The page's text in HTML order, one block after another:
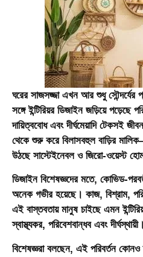
ঘরের সাজসজ্জা এখন আর শুধু সৌন্দর্যের
সঙ্গে ইন্টিরিয়র ডিজাইন জড়িয়ে পড়েছে
দায়িত্ববোধ এবং দীর্ঘমেয়াদি টেকসই
থেকে শুরু করে বিলাসবহুল বাড়ির
উঠছে সাস্টেইনেবল ও জিরো-ওয়েস্ট হোম
ডিজাইন বিশেষজ্ঞদের মতে, কোভিড-
অনেক গভীর হয়েছে। কাজ, বিশ্রাম,
এই বাস্তবতায় মানুষ চাইছে এমন
স্বাস্থ্যকর, পরিবেশবান্ধব এবং দীর্ঘস্থায়ী।
বিশেষজ্ঞরা বলছেন, এই পরিবর্তন কোনও